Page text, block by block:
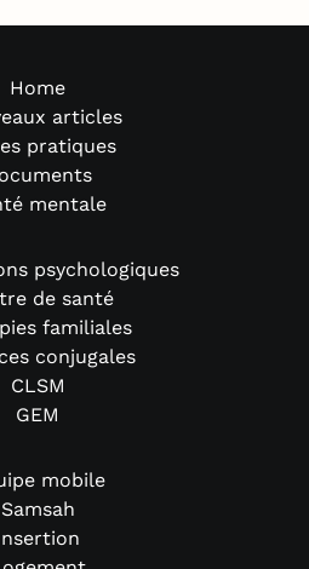
Home
articles
pratiques
mentale
psychologiques
de santé
familiales
conjugales
CLSM
GEM
mobile
Samsah